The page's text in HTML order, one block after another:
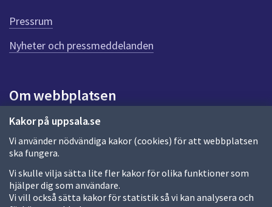
Kakor på uppsala.se
Vi använder nödvändiga kakor (cookies) för att webbplatsen
ska fungera.
Vi skulle vilja sätta lite fler kakor för olika funktioner som
hjälper dig som användare.
Vi vill också sätta kakor för statistik så vi kan analysera och
e
n
n
a
d
a
Pressrum
Nyheter och pressmeddelanden
Om webbplatsen
Om webbplatsen
Allmänna handlingar och diarium
Behandling av personuppgifter
Kakor